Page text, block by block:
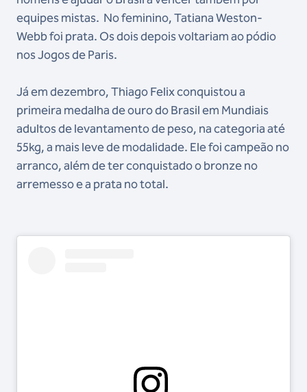
equipes mistas. No feminino, Tatiana Weston-
Webb foi prata. Os dois depois voltariam ao pódio
nos Jogos de Paris.
Já em dezembro, Thiago Felix conquistou a
primeira medalha de ouro do Brasil em Mundiais
adultos de levantamento de peso, na categoria até
55kg, a mais leve de modalidade. Ele foi campeão no
arranco, além de ter conquistado o bronze no
arremesso e a prata no total.